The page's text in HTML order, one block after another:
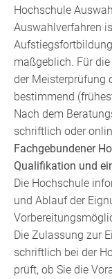
Hochschule
Auswahlverfahren
Aufstiegsf
maßgeblich. Für
der Meisterprüfung
bestimmend
Nach dem
schriftlich oder
Fachgebundener
Qualifikation und
Die Hochschule
und Ablauf der
Die Zulassung zur
schriftlich bei der
prüft, ob Sie die